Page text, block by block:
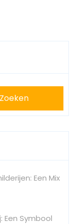
Zoeken
Een Mix
Symbool